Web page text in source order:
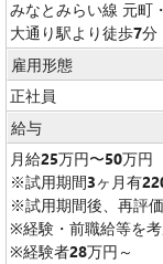
みなとみらい線 元
大通り駅より徒歩7分
雇用形態
正社員
給与
月給25万円〜50万円
※試用期間3ヶ月有
※試用期間後、再評
※経験・前職給等を考
※経験者28万円～